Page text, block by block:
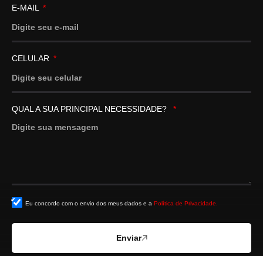
E-MAIL
CELULAR
QUAL A SUA PRINCIPAL NECESSIDADE?
Eu concordo com o envio dos meus dados e a Política de Privacidade.
Enviar